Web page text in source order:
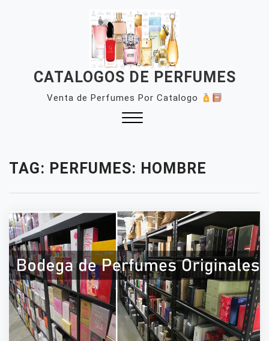
CATALOGOS DE PERFUMES
Venta de Perfumes Por Catalogo
TAG: PERFUMES: HOMBRE